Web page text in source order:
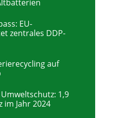
EU-
zentrales DDP-
auf
1,9
im Jahr 2024